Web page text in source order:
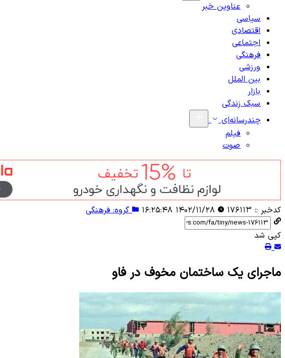
عناوین خبر
سیاسی
اقتصادی
اجتماعی
فرهنگی
ورزشی
بین الملل
بازار
سبک زندگی
چندرسانه‌ای
فیلم
صوت
کدخبر :: ۱۷۶۱۱۳ گروه: فرهنگی
کپی شد
ماجرای یک ساختمان مخوف در فاو